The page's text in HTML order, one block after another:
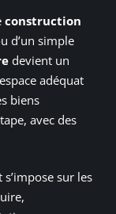
construction
d’un simple
devient un
adéquat
biens
avec des
sur les